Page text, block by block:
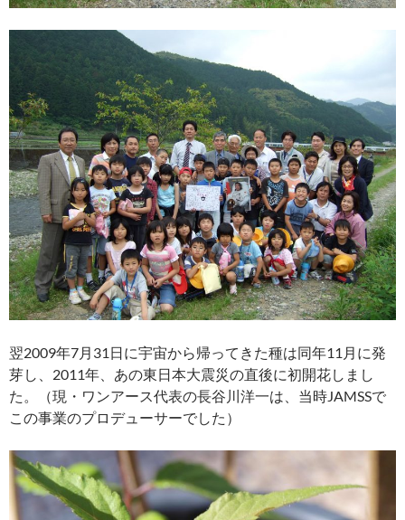
翌2009年7月31日に宇宙から帰ってきた種は同年11月に発
芽し、2011年、あの東日本大震災の直後に初開花しまし
た。（現・ワンアース代表の長谷川洋一は、当時JAMSSで
この事業のプロデューサーでした）